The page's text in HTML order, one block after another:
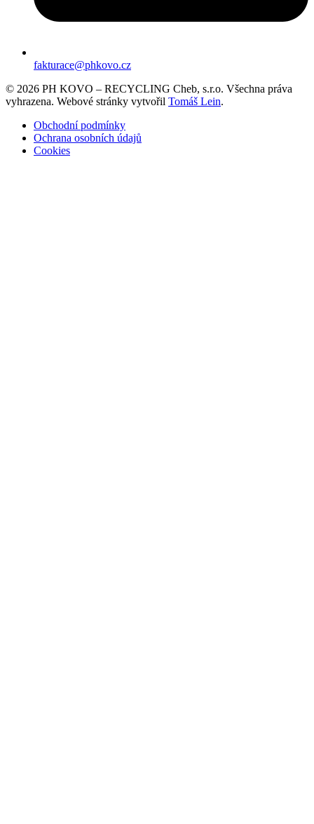
fakturace@phkovo.cz
© 2026 PH KOVO – RECYCLING Cheb, s.r.o. Všechna práva
vyhrazena. Webové stránky vytvořil Tomáš Lein.
Obchodní podmínky
Ochrana osobních údajů
Cookies